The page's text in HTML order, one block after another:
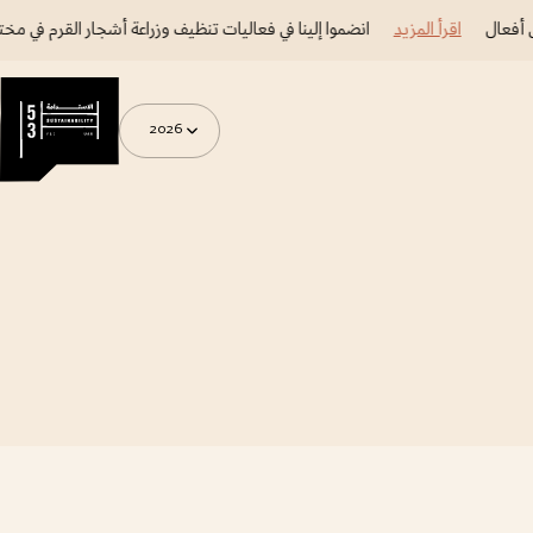
اقرأ المزيد انضموا إلينا في فعاليات تنظيف وزراعة أشجار القرم في
2026